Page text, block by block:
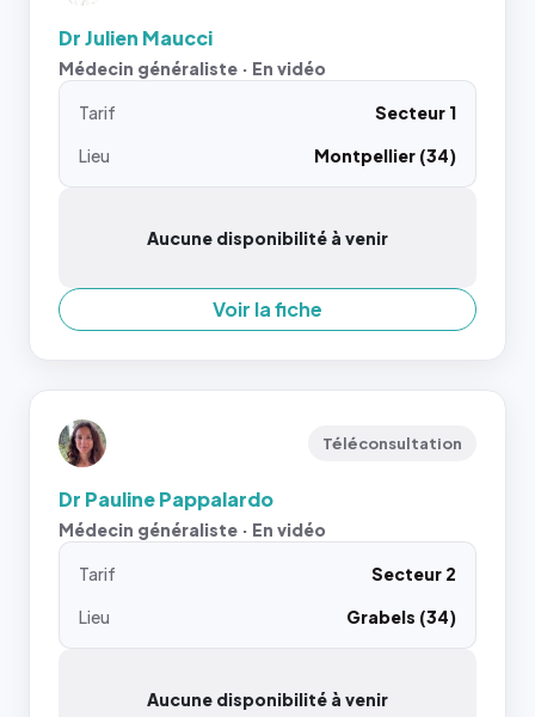
Dr Julien Maucci
Médecin généraliste · En vidéo
Tarif
Secteur 1
Lieu
Montpellier (34)
Aucune disponibilité à venir
Voir la fiche
Téléconsultation
Dr Pauline Pappalardo
Médecin généraliste · En vidéo
Tarif
Secteur 2
Lieu
Grabels (34)
Aucune disponibilité à venir